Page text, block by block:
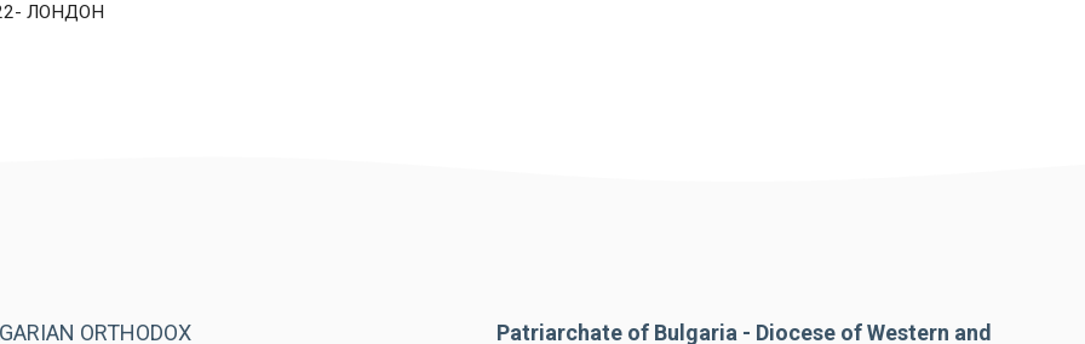
ЛОНДОН
ORTHODOX Patriarchate of Bulgaria - Diocese of Western and